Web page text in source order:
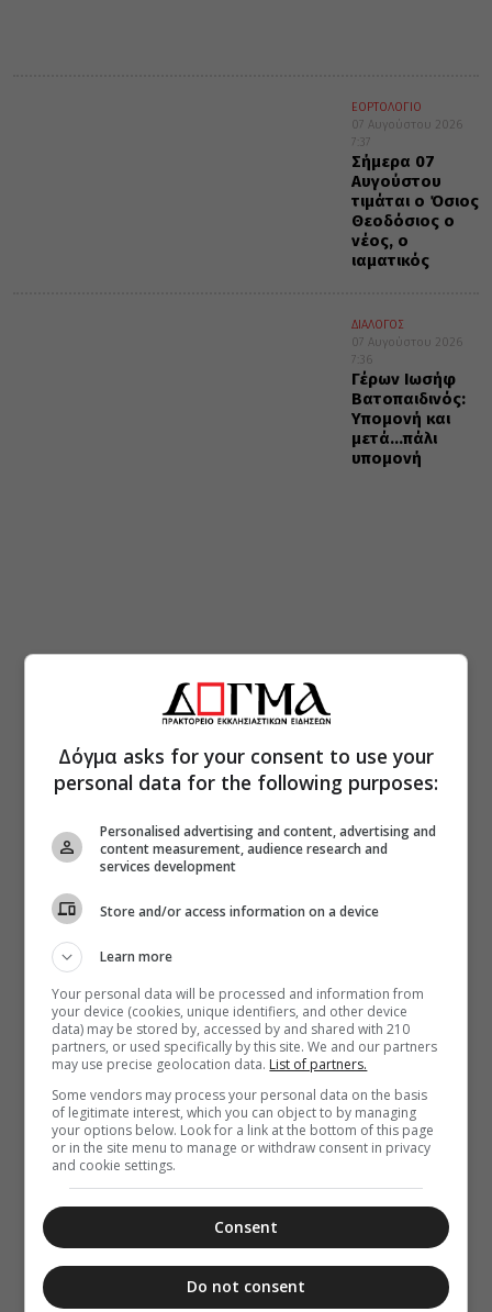
ΕΟΡΤΟΛΟΓΙΟ
07 Αυγούστου 2026
7:37
Σήμερα 07
Αυγούστου
τιμάται ο Όσιος
Θεοδόσιος ο
νέος, ο
ιαματικός
ΔΙΑΛΟΓΟΣ
07 Αυγούστου 2026
7:36
Γέρων Ιωσήφ
Βατοπαιδινός:
Υπομονή και
μετά…πάλι
υπομονή
Δόγμα asks for your consent to use your
personal data for the following purposes:
Personalised advertising and content, advertising and
content measurement, audience research and
services development
Store and/or access information on a device
Learn more
Your personal data will be processed and information from
your device (cookies, unique identifiers, and other device
data) may be stored by, accessed by and shared with 210
partners, or used specifically by this site. We and our partners
may use precise geolocation data. List of partners.
Some vendors may process your personal data on the basis
of legitimate interest, which you can object to by managing
your options below. Look for a link at the bottom of this page
or in the site menu to manage or withdraw consent in privacy
and cookie settings.
Consent
Do not consent